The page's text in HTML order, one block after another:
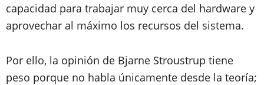
capacidad para trabajar muy cerca del hardware y
aprovechar al máximo los recursos del sistema.
Por ello, la opinión de Bjarne Stroustrup tiene
peso porque no habla únicamente desde la teoría;